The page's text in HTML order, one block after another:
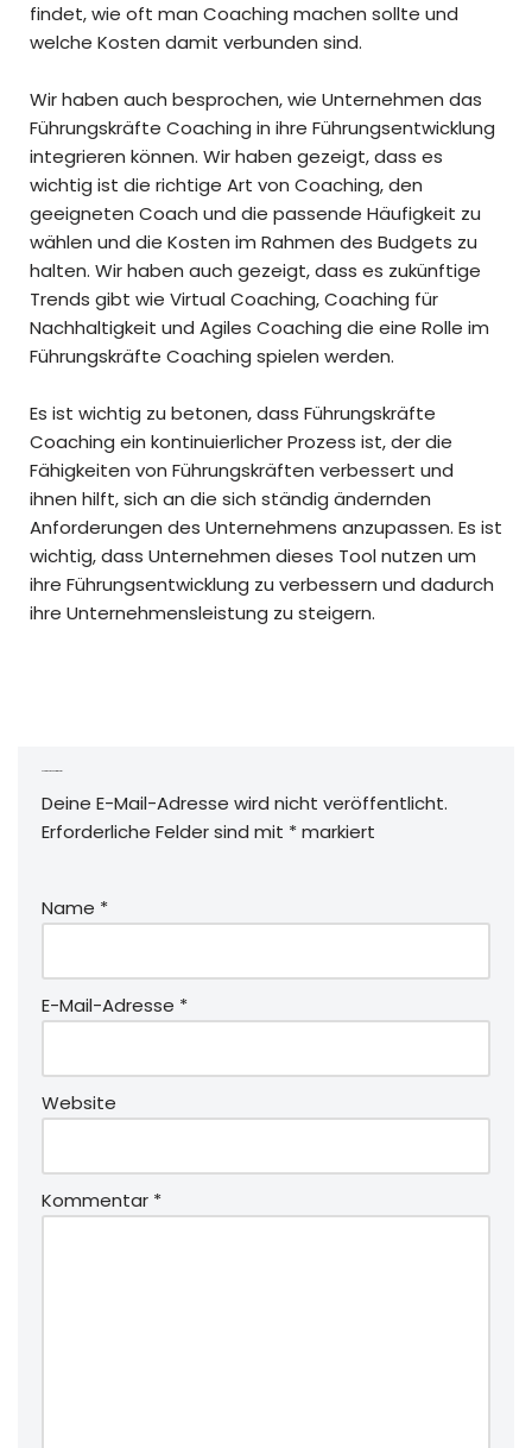
findet, wie oft man Coaching machen sollte und
welche Kosten damit verbunden sind.
Wir haben auch besprochen, wie Unternehmen das
Führungskräfte Coaching in ihre Führungsentwicklung
integrieren können. Wir haben gezeigt, dass es
wichtig ist die richtige Art von Coaching, den
geeigneten Coach und die passende Häufigkeit zu
wählen und die Kosten im Rahmen des Budgets zu
halten. Wir haben auch gezeigt, dass es zukünftige
Trends gibt wie Virtual Coaching, Coaching für
Nachhaltigkeit und Agiles Coaching die eine Rolle im
Führungskräfte Coaching spielen werden.
Es ist wichtig zu betonen, dass Führungskräfte
Coaching ein kontinuierlicher Prozess ist, der die
Fähigkeiten von Führungskräften verbessert und
ihnen hilft, sich an die sich ständig ändernden
Anforderungen des Unternehmens anzupassen. Es ist
wichtig, dass Unternehmen dieses Tool nutzen um
ihre Führungsentwicklung zu verbessern und dadurch
ihre Unternehmensleistung zu steigern.
Deine E-Mail-Adresse wird nicht veröffentlicht.
Erforderliche Felder sind mit *markiert
Name *
E-Mail-Adresse *
Website
Kommentar *